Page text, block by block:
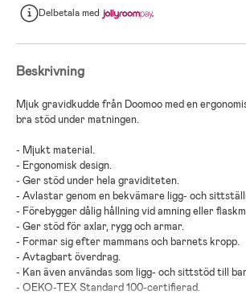
Delbetalamed
Beskrivning
Mjuk gravidkudde från Doomoo med en
bra stöd under matningen.
- Mjukt material.
- Ergonomisk design.
- Ger stöd under hela graviditeten.
- Avlastar genom en bekvämare ligg- och
- Förebygger dålig hållning vid amning eller
- Ger stöd för axlar, rygg och armar.
- Formar sig efter mammans och barnets kropp.
- Avtagbart överdrag.
- Kan även användas som ligg- och sittstöd till
- OEKO-TEX Standard 100-certifierad.